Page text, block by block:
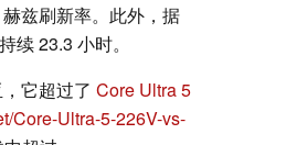
兹刷新率。此外，据
23.3 小时。
它超过了 Core Ultra 5
Core-Ultra-5-226V-vs-